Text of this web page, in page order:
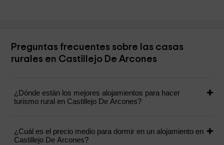
Preguntas frecuentes sobre las casas
rurales en Castillejo De Arcones
¿Dónde están los mejores alojamientos para hacer
turismo rural en Castillejo De Arcones?
¿Cuál es el precio medio para dormir en un alojamiento en
Castillejo De Arcones?